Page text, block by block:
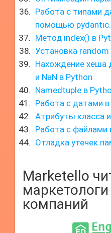
Работа с типами
помощью pydantic.
Метод index() в
Установка
Нахождение хеша
и NaN в Python
Namedtuple в
Работа с датами
Атрибуты класса
Работа с файлами
Отладка утечек
Marketello
компаний